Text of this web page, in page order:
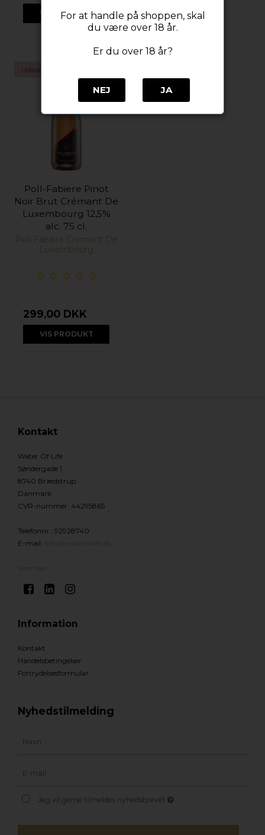
VIS PRODUKT
Udsolgt
Poll-Fabiere Pinot
Noir Brut Crémant De
Luxembourg 12,5%
alc. 75 cl.
Poll-Fabaire Crémant De
Luxembourg
299,00 DKK
VIS PRODUKT
Kontakt
Water Of Life
Søndergade 1
8740 Brædstrup
Danmark
CVR-nummer: 44295865
Telefonnr. : 92928740
E-mail: Info@wateroflife.dk
Sitemap
Information
Kontakt
Handelsbetingelser
Fortrydelsesformular
Nyhedstilmelding
Jeg vil gerne tilmeldes nyhedsbrevet
For at handle på shoppen, skal
du være over 18 år.
Er du over 18 år?
NEJ JA